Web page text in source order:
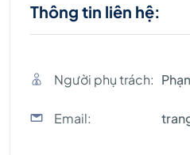
Thông tin liên hệ:
Người phụ trách:
Email: